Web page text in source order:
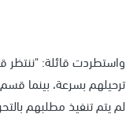
واستطردت قائلة: "ننتظر
ترحيلهم بسرعة، بينما
لم يتم تنفيذ مطلبهم